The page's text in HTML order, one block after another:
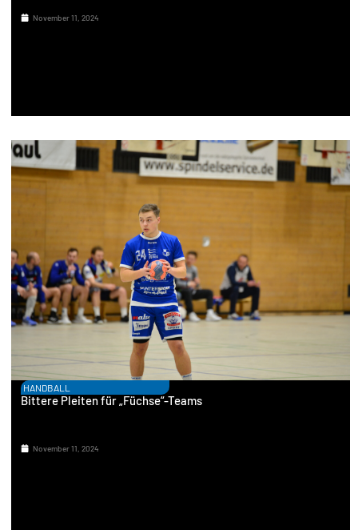
November 11, 2024
HANDBALL
Bittere Pleiten für „Füchse“-Teams
November 11, 2024